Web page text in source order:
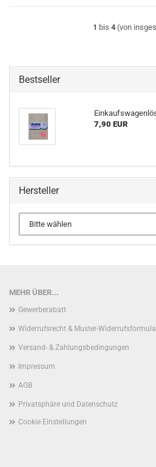
1 bis 4 (von
Bestseller
7,90 EUR
Hersteller
MEHR ÜBER...
Gewerberabatt
Widerrufsrecht & Muster-
Versand- & Zahlungsbedingungen
Impressum
AGB
Privatsphäre und Datenschutz
Cookie Einstellungen